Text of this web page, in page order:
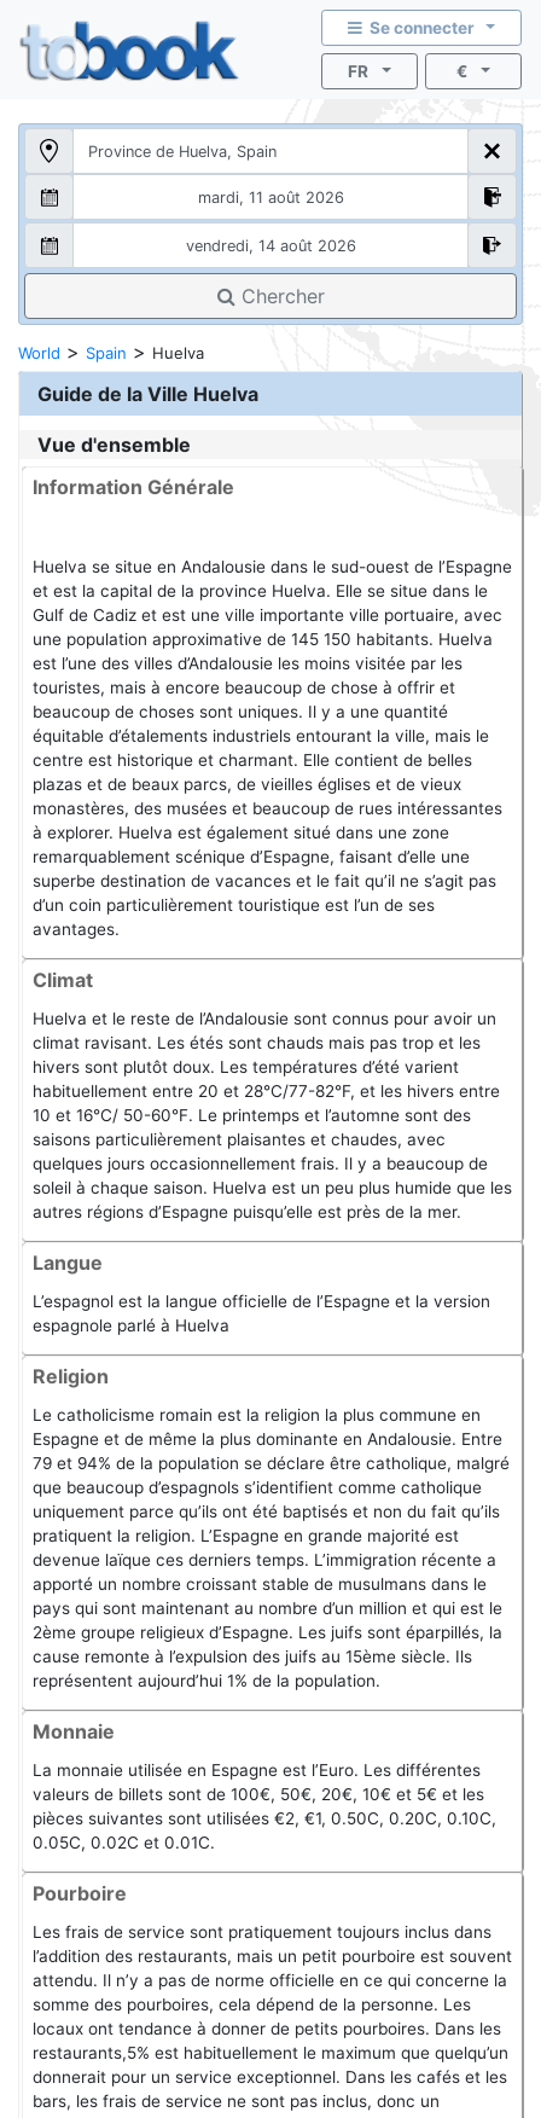
Se connecter
FR €
Chercher
World > Spain > Huelva
Guide de la Ville Huelva
Vue d'ensemble
Information Générale
Huelva se situe en Andalousie dans le sud-ouest de l’Espagne
et est la capital de la province Huelva. Elle se situe dans le
Gulf de Cadiz et est une ville importante ville portuaire, avec
une population approximative de 145 150 habitants. Huelva
est l’une des villes d’Andalousie les moins visitée par les
touristes, mais à encore beaucoup de chose à offrir et
beaucoup de choses sont uniques. Il y a une quantité
équitable d’étalements industriels entourant la ville, mais le
centre est historique et charmant. Elle contient de belles
plazas et de beaux parcs, de vieilles églises et de vieux
monastères, des musées et beaucoup de rues intéressantes
à explorer. Huelva est également situé dans une zone
remarquablement scénique d’Espagne, faisant d’elle une
superbe destination de vacances et le fait qu’il ne s’agit pas
d’un coin particulièrement touristique est l’un de ses
avantages.
Climat
Huelva et le reste de l’Andalousie sont connus pour avoir un
climat ravisant. Les étés sont chauds mais pas trop et les
hivers sont plutôt doux. Les températures d’été varient
habituellement entre 20 et 28°C/77-82°F, et les hivers entre
10 et 16°C/ 50-60°F. Le printemps et l’automne sont des
saisons particulièrement plaisantes et chaudes, avec
quelques jours occasionnellement frais. Il y a beaucoup de
soleil à chaque saison. Huelva est un peu plus humide que les
autres régions d’Espagne puisqu’elle est près de la mer.
Langue
L’espagnol est la langue officielle de l’Espagne et la version
espagnole parlé à Huelva
Religion
Le catholicisme romain est la religion la plus commune en
Espagne et de même la plus dominante en Andalousie. Entre
79 et 94% de la population se déclare être catholique, malgré
que beaucoup d’espagnols s’identifient comme catholique
uniquement parce qu’ils ont été baptisés et non du fait qu’ils
pratiquent la religion. L’Espagne en grande majorité est
devenue laïque ces derniers temps. L’immigration récente a
apporté un nombre croissant stable de musulmans dans le
pays qui sont maintenant au nombre d’un million et qui est le
2ème groupe religieux d’Espagne. Les juifs sont éparpillés, la
cause remonte à l’expulsion des juifs au 15ème siècle. Ils
représentent aujourd’hui 1% de la population.
Monnaie
La monnaie utilisée en Espagne est l’Euro. Les différentes
valeurs de billets sont de 100€, 50€, 20€, 10€ et 5€ et les
pièces suivantes sont utilisées €2, €1, 0.50C, 0.20C, 0.10C,
0.05C, 0.02C et 0.01C.
Pourboire
Les frais de service sont pratiquement toujours inclus dans
l’addition des restaurants, mais un petit pourboire est souvent
attendu. Il n’y a pas de norme officielle en ce qui concerne la
somme des pourboires, cela dépend de la personne. Les
locaux ont tendance à donner de petits pourboires. Dans les
restaurants,5% est habituellement le maximum que quelqu’un
donnerait pour un service exceptionnel. Dans les cafés et les
bars, les frais de service ne sont pas inclus, donc un